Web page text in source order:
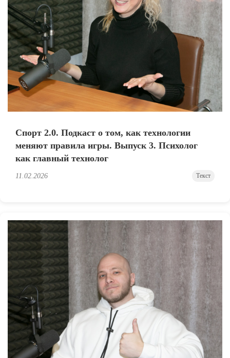
Спорт 2.0. Подкаст о том, как технологии
меняют правила игры. Выпуск 3. Психолог
как главный технолог
11.02.2026 Текст